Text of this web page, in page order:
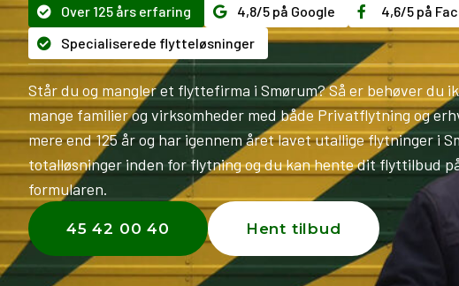
Over 125 års erfaring 4,8/5 på Google 4,6/5 på
Specialiserede flytteløsninger
Står du og mangler et flyttefirma i Smørum? Så er behøver
mange familier og virksomheder med både Privatflytning og
mere end 125 år og har igennem året lavet utallige flytninger i
totalløsninger inden for flytning og du kan hente dit flyttilbud
formularen.
45 42 00 40 Hent tilbud